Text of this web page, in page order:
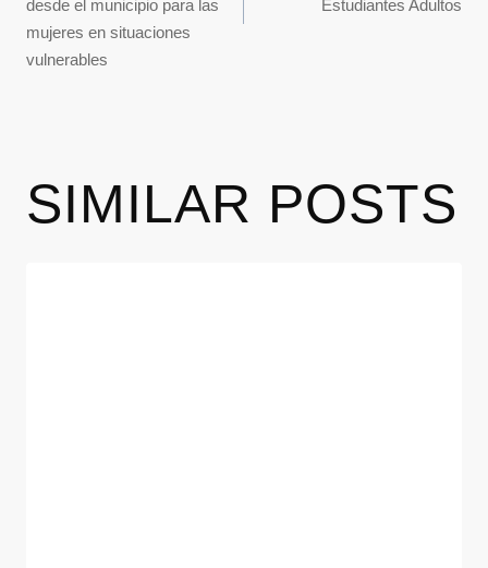
desde el municipio para las
mujeres en situaciones
vulnerables
Estudiantes Adultos
SIMILAR POSTS